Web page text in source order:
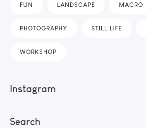
FUN LANDSCAPE MACRO
PHOTOGRAPHY STILL LIFE
WORKSHOP
Instagram
Search